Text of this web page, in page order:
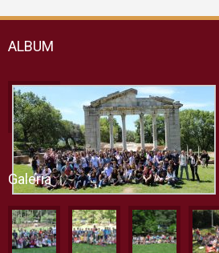
ALBUM
Galeria